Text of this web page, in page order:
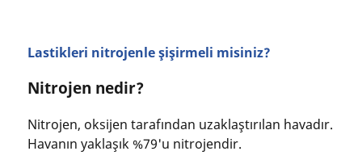
Lastikleri nitrojenle şişirmeli misiniz?
Nitrojen nedir?
Nitrojen, oksijen tarafından uzaklaştırılan havadır.
Havanın yaklaşık %79'u nitrojendir.